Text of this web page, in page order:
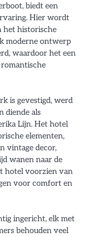
biedt een
Hier wordt
het historische
moderne ontwerp
waardoor het een
romantische
is gevestigd, werd
diende als
Lijn. Het hotel
elementen,
vintage decor,
wanen naar de
hotel voorzien van
voor comfort en
ingericht, elk met
behouden veel